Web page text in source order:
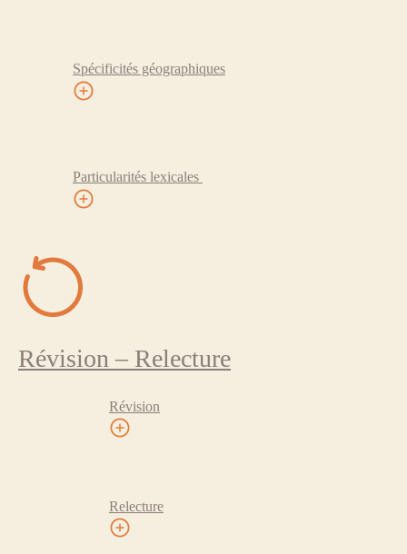
Spécificités géographiques
Particularités lexicales
Révision – Relecture
Révision
Relecture